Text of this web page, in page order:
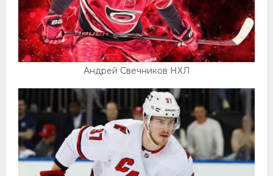
Андрей Свечников НХЛ